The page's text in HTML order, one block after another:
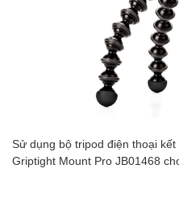
Sử dụng bộ tripod điện thoại
Griptight Mount Pro JB01468